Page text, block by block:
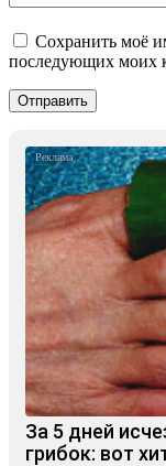
Сохранить моё
последующих моих
За 5 дней
грибок: вот